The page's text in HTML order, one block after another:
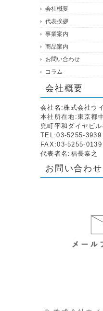
会社概要
代表挨拶
事業案内
商品案内
お問い合わせ
コラム
会社概要
会社名:株式会社ウ
本社所在地:東京都
兜町平和ダイヤビ
TEL:03-5255-3939
FAX:03-5255-0139
代表者名:福長泰之
お問い合わせ